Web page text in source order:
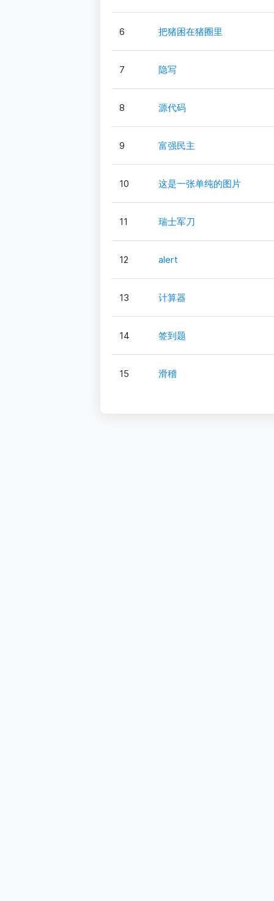
6 把猪困在猪圈里
7 隐写
8 源代码
9 富强民主
10 这是一张单纯的图片
11 瑞士军刀
12 alert
13 计算器
14 签到题
15 滑稽